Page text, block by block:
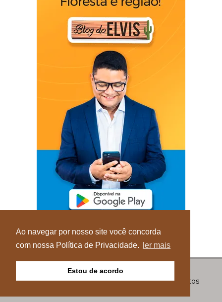
Ao navegar por nosso site você concorda
com nossa Política de Privacidade.
ler mais
Estou de acordo
© Copyright 2026 - Blog do Elvis - Todos os direitos